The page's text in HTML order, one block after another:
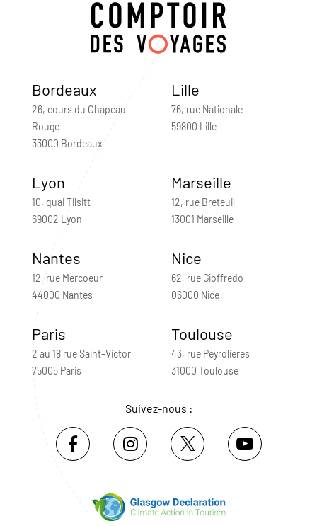
Bordeaux
26, cours du Chapeau-
Rouge
33000 Bordeaux
Lille
76, rue Nationale
59800 Lille
Lyon
10, quai Tilsitt
69002 Lyon
Marseille
12, rue Breteuil
13001 Marseille
Nantes
12, rue Mercoeur
44000 Nantes
Nice
62, rue Gioffredo
06000 Nice
Paris
2 au 18 rue Saint-Victor
75005 Paris
Toulouse
43, rue Peyrolières
31000 Toulouse
Suivez-nous :